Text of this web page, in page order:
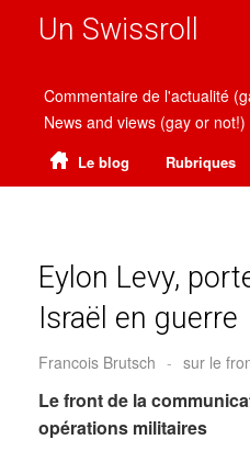
Un Swissroll
Commentaire de l'actualité
News and views (gay or
Le blog Rubriques
Eylon Levy,
Israël en guerre
Francois Brutsch - sur le
Le front de la
opérations militaires